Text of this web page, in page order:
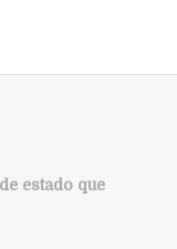
estado que